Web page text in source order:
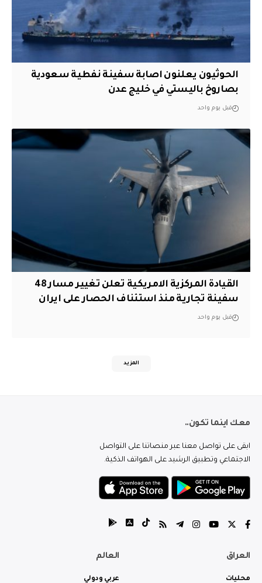
الحوثيون يعلنون اصابة سفينة نفطية سعودية
بصاروخ باليستي في خليج عدن
قبل يوم واحد
القيادة المركزية الامريكية تعلن تغيير مسار 48
سفينة تجارية منذ استئناف الحصار على ايران
قبل يوم واحد
المزيد
معك اينما تكون..
ابقى على تواصل معنا عبر منصاتنا على التواصل
الاجتماعي وتطبيق الرشيد على الهواتف الذكية.
العراق
محليات
العالم
عربي ودولي